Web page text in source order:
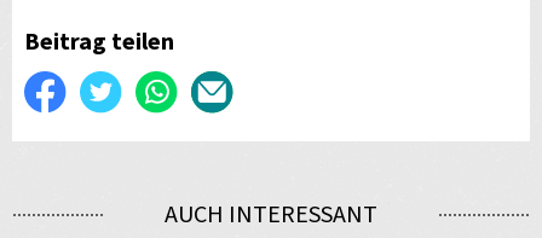
Beitrag teilen
Auf
Twittern WhatsApp
versenden
AUCH INTERESSANT